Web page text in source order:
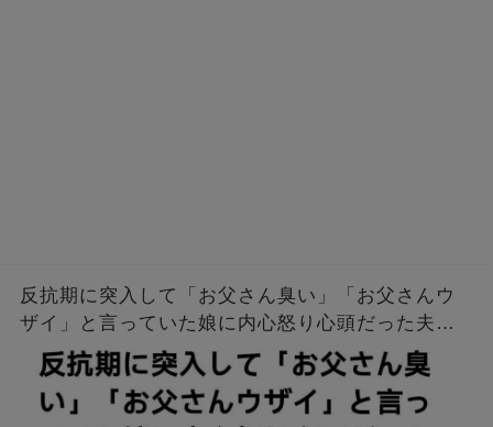
反抗期に突入して「お父さん臭い」「お父さんウ
ザイ」と言っていた娘に内心怒り心頭だった夫
「大学合格おめでとう。臭くてうざいお父さんに
学費出して貰う必要はないな？」→そして…